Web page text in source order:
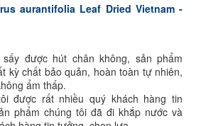
aurantifolia Leaf Dried Vietnam -
được hút chân không, sản phẩm
kỳ chất bảo quản, hoàn toàn tự nhiên,
ẩm thấp.
được rất nhiều quý khách hàng tin
phẩm chúng tôi đã đi khắp nước và